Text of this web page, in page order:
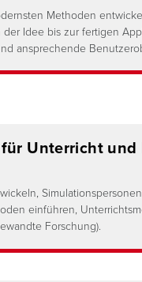
Methoden
der Idee bis zur fertigen
ansprechende
Unterricht und
einführen,
Forschung).